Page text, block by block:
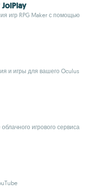
игр RPG Maker с помощью
и игры для вашего Oculus
игрового сервиса